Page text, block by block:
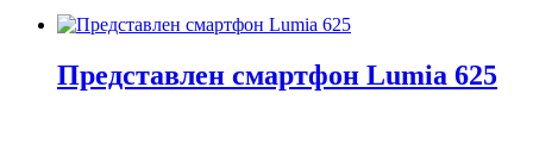
Представлен смартфон Lumia 625